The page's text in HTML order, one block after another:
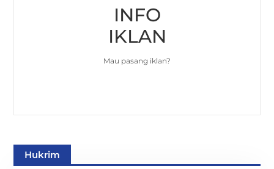
INFO
IKLAN
Mau pasang iklan?
Hukrim